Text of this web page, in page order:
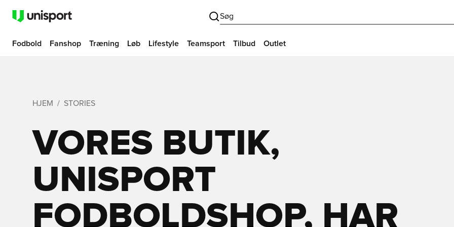
Søg
Fodbold Fanshop Træning Løb Lifestyle Teamsport Tilbud Outlet
HJEM STORIES
VORES BUTIK,
UNISPORT
FODBOLDSHOP, HAR